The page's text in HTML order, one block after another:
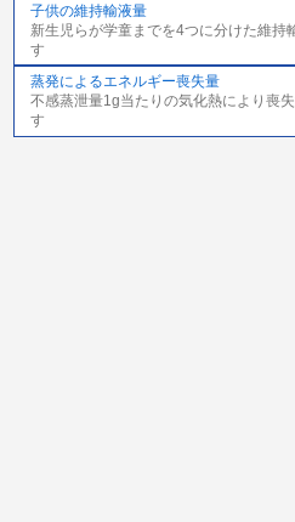
子供の維持輸液量
新生児らが学童までを4つに分けた維持
す
蒸発によるエネルギー喪失量
不感蒸泄量1g当たりの気化熱により喪
す